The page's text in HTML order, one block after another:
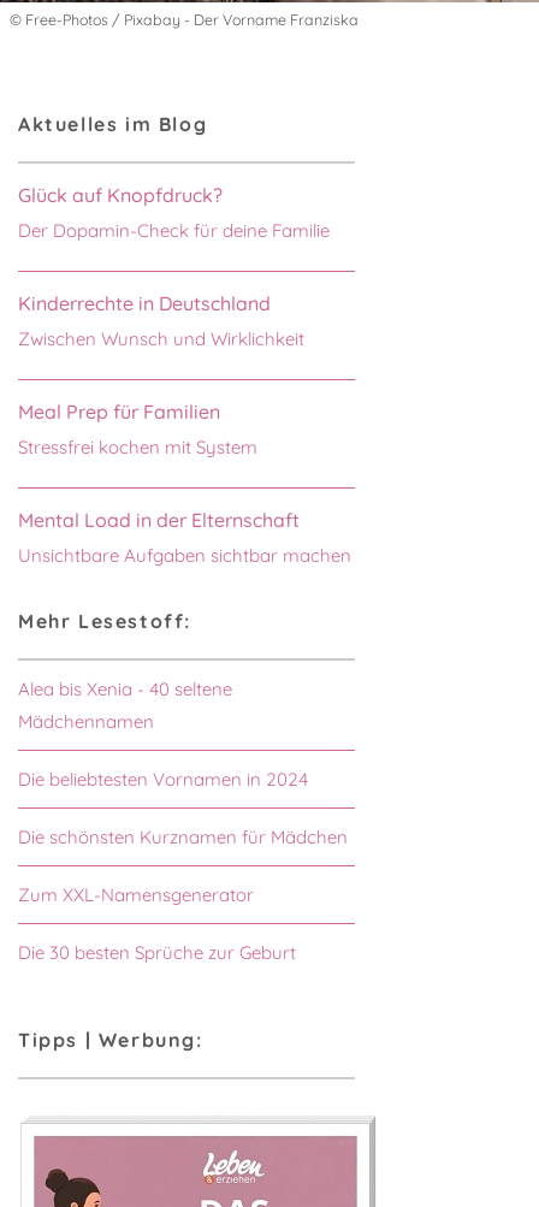
© Free-Photos / Pixabay - Der Vorname Franziska
Aktuelles im Blog
Glück auf Knopfdruck?
Der Dopamin-Check für deine Familie
Kinderrechte in Deutschland
Zwischen Wunsch und Wirklichkeit
Meal Prep für Familien
Stressfrei kochen mit System
Mental Load in der Elternschaft
Unsichtbare Aufgaben sichtbar machen
Mehr Lesestoff:
Alea bis Xenia - 40 seltene
Mädchennamen
Die beliebtesten Vornamen in 2024
Die schönsten Kurznamen für Mädchen
Zum XXL-Namensgenerator
Die 30 besten Sprüche zur Geburt
Tipps | Werbung: